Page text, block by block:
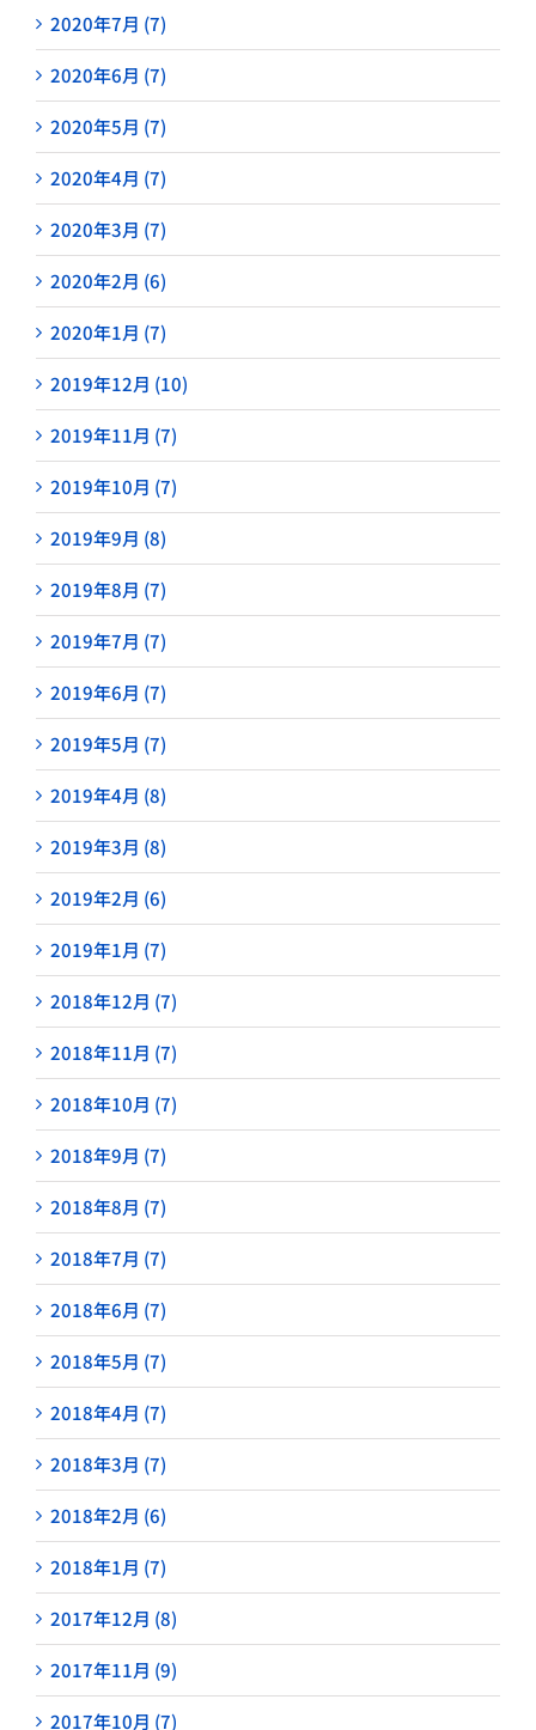
2020年7月 (7)
2020年6月 (7)
2020年5月 (7)
2020年4月 (7)
2020年3月 (7)
2020年2月 (6)
2020年1月 (7)
2019年12月 (10)
2019年11月 (7)
2019年10月 (7)
2019年9月 (8)
2019年8月 (7)
2019年7月 (7)
2019年6月 (7)
2019年5月 (7)
2019年4月 (8)
2019年3月 (8)
2019年2月 (6)
2019年1月 (7)
2018年12月 (7)
2018年11月 (7)
2018年10月 (7)
2018年9月 (7)
2018年8月 (7)
2018年7月 (7)
2018年6月 (7)
2018年5月 (7)
2018年4月 (7)
2018年3月 (7)
2018年2月 (6)
2018年1月 (7)
2017年12月 (8)
2017年11月 (9)
2017年10月 (7)